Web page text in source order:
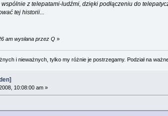
z telepatami-ludźmi, dzięki podłączeniu do
tej historii...
am wysłana przez Q»
i nieważnych, tylko my różnie je postrzegamy. Podział na
10:08:00 am »